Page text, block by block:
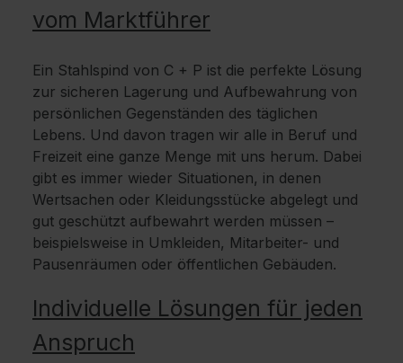
vom Marktführer
Ein Stahlspind von C + P ist die perfekte Lösung
zur sicheren Lagerung und Aufbewahrung von
persönlichen Gegenständen des täglichen
Lebens. Und davon tragen wir alle in Beruf und
Freizeit eine ganze Menge mit uns herum. Dabei
gibt es immer wieder Situationen, in denen
Wertsachen oder Kleidungsstücke abgelegt und
gut geschützt aufbewahrt werden müssen –
beispielsweise in Umkleiden, Mitarbeiter- und
Pausenräumen oder öffentlichen Gebäuden.
Individuelle Lösungen für jeden
Anspruch